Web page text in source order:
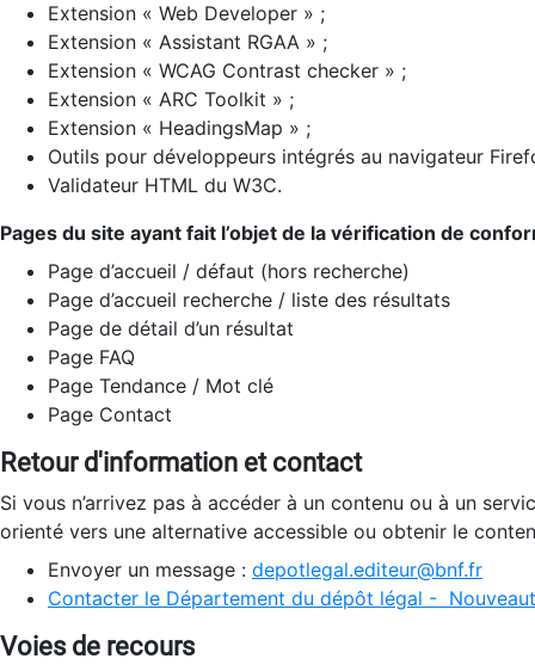
Extension « Web Developer » ;
Extension « Assistant RGAA » ;
Extension « WCAG Contrast checker » ;
Extension « ARC Toolkit » ;
Extension « HeadingsMap » ;
Outils pour développeurs intégrés au navigateur
Validateur HTML du W3C.
Pages du site ayant fait l’objet de la vérification de
Page d’accueil / défaut (hors recherche)
Page d’accueil recherche / liste des résultats
Page de détail d’un résultat
Page FAQ
Page Tendance / Mot clé
Page Contact
Retour d'information et contact
Si vous n’arrivez pas à accéder à un contenu ou à un
orienté vers une alternative accessible ou obtenir le
Envoyer un message : depotlegal.editeur@bnf.fr
Contacter le Département du dépôt légal -
Voies de recours